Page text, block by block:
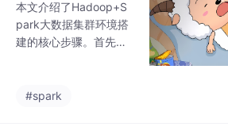
本文介绍了Hadoop+S
park大数据集群环境搭
建的核心步骤。首先进
（192.168.121.0/24网
#spark